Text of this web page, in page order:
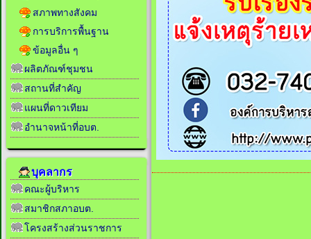
สภาพทางสังคม
การบริการพื้นฐาน
ข้อมูลอื่น ๆ
ผลิตภัณฑ์ชุมชน
สถานที่สำคัญ
แผนที่ดาวเทียม
อำนาจหน้าที่อบต.
บุคลากร
คณะผู้บริหาร
สมาชิกสภาอบต.
โครงสร้างส่วนราชการ